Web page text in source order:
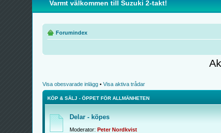
Varmt välkommen till Suzuki 2-takt!
Forumindex
Visa obesvarade inlägg • Visa aktiva trådar
KÖP & SÄLJ - ÖPPET FÖR ALLMÄNHETEN
Delar - köpes
Moderator: Peter Nordkvist